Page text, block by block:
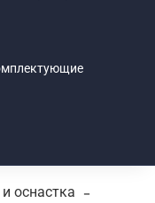
оснастка